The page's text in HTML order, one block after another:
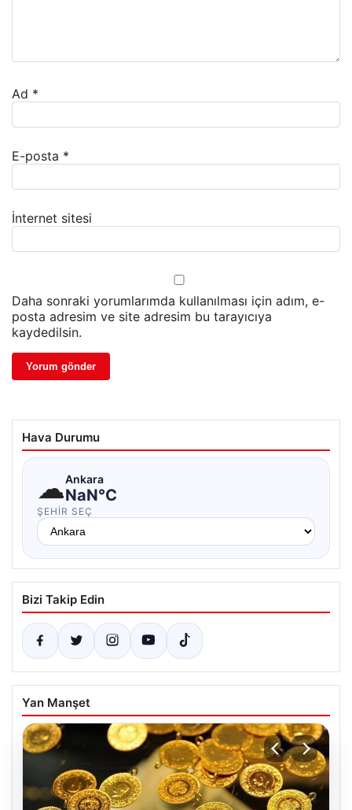
Ad *
E-posta *
İnternet sitesi
Daha sonraki yorumlarımda kullanılması için adım, e-
posta adresim ve site adresim bu tarayıcıya
kaydedilsin.
Hava Durumu
☁Ankara
NaN°C
ŞEHIR SEÇ
Bizi Takip Edin
Yan Manşet